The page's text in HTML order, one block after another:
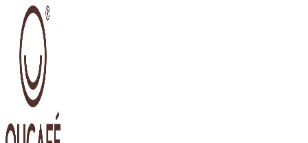
Preskočiť
navigáciu
Preskočiť
obsah